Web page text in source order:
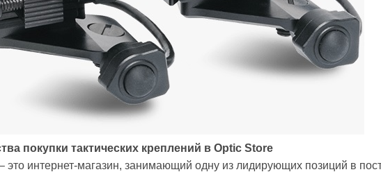
покупки тактических креплений в Optic Store
это интернет-магазин, занимающий одну из лидирующих позиций в